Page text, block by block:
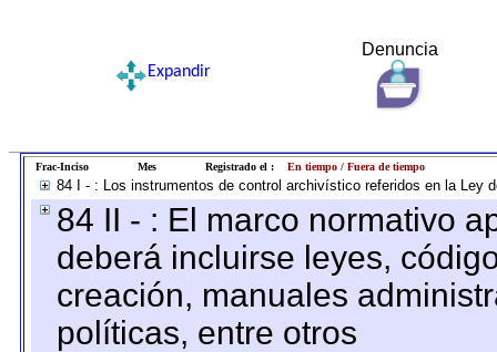
Denuncia
Expandir
Frac-Inciso Mes Registrado el : En tiempo / Fuera de tiempo
84 I - : Los instrumentos de control archivístico referidos en la Ley
84 II - : El marco normativo
deberá incluirse leyes,
creación, manuales
políticas, entre otros